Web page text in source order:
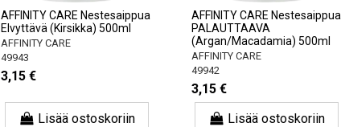
AFFINITY CARE Nestesaippua
Elvyttävä (Kirsikka) 500ml
AFFINITY CARE
49943
3,15 €
Lisää ostoskoriin
AFFINITY CARE Nestesaippua
PALAUTTAAVA
(Argan/Macadamia) 500ml
AFFINITY CARE
49942
3,15 €
Lisää ostoskoriin